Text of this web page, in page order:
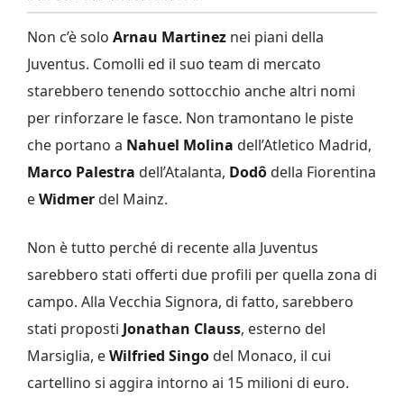
Non c’è solo Arnau Martinez nei piani della
Juventus. Comolli ed il suo team di mercato
starebbero tenendo sottocchio anche altri nomi
per rinforzare le fasce. Non tramontano le piste
che portano a Nahuel Molina dell’Atletico Madrid,
Marco Palestra dell’Atalanta, Dodô della Fiorentina
eWidmer del Mainz.
Non è tutto perché di recente alla Juventus
sarebbero stati offerti due profili per quella zona di
campo. Alla Vecchia Signora, di fatto, sarebbero
stati proposti Jonathan Clauss, esterno del
Marsiglia, eWilfried Singo del Monaco, il cui
cartellino si aggira intorno ai 15 milioni di euro.